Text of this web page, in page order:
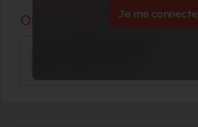
Je me connecte